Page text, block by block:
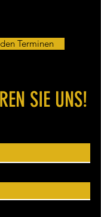
Terminen
SIE UNS!